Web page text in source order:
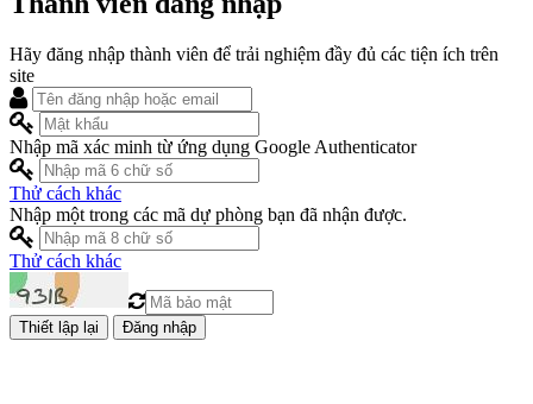
Hãy đăng nhập thành viên để trải nghiệm đầy đủ các tiện ích trên
site
Nhập mã xác minh từ ứng dụng Google Authenticator
Thử cách khác
Nhập một trong các mã dự phòng bạn đã nhận được.
Thử cách khác
Đăng nhập